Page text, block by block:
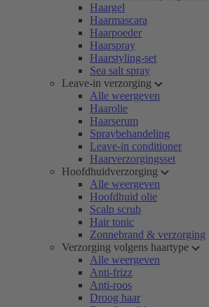
Haargel
Haarmascara
Haarpoeder
Haarspray
Haarstyling-set
Sea salt spray
Leave-in verzorging
Alle weergeven
Haarolie
Haarserum
Spraybehandeling
Leave-in conditioner
Haarverzorgingsset
Hoofdhuidverzorging
Alle weergeven
Hoofdhuid olie
Scalp scrub
Hair tonic
Zonnebrand & verzorging
Verzorging volgens haartype
Alle weergeven
Anti-frizz
Anti-roos
Droog haar